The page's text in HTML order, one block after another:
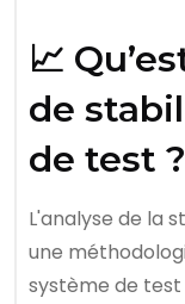
📈
de
de test ?
L'analyse de la
une
système de